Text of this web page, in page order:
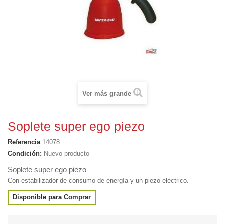
Ver más grande
Soplete super ego piezo
Referencia 14078
Condición: Nuevo producto
Soplete super ego piezo
Con estabilizador de consumo de energía y un piezo eléctrico.
Disponible para Comprar